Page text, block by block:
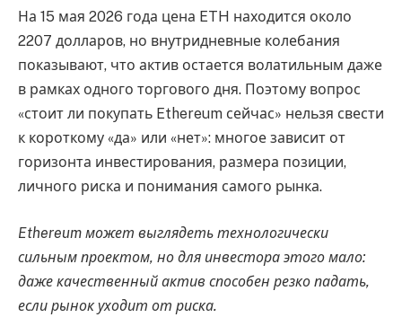
На 15 мая 2026 года цена ETH находится около
2207 долларов, но внутридневные колебания
показывают, что актив остается волатильным даже
в рамках одного торгового дня. Поэтому вопрос
«стоит ли покупать Ethereum сейчас» нельзя свести
к короткому «да» или «нет»: многое зависит от
горизонта инвестирования, размера позиции,
личного риска и понимания самого рынка.
Ethereum может выглядеть технологически
сильным проектом, но для инвестора этого мало:
даже качественный актив способен резко падать,
если рынок уходит от риска.